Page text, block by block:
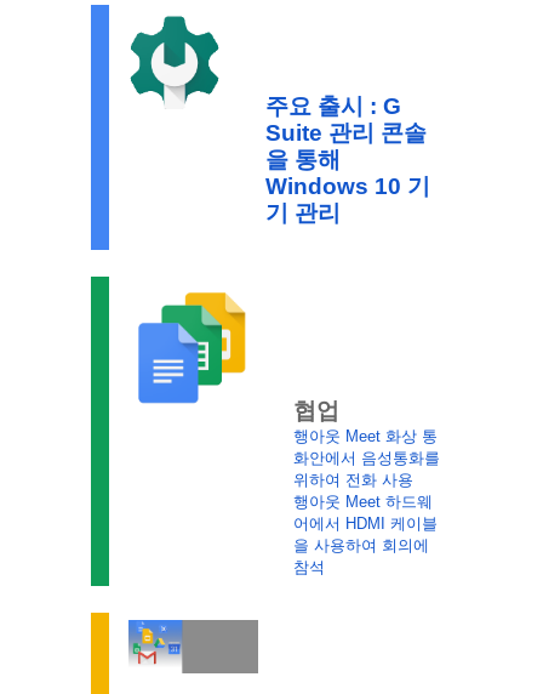
주요 출시 : G
Suite 관리 콘솔
을 통해
Windows 10 기
기 관리
협업
행아웃 Meet 화상 통
화안에서 음성통화를
위하여 전화 사용
행아웃 Meet 하드웨
어에서 HDMI 케이블
을 사용하여 회의에
참석